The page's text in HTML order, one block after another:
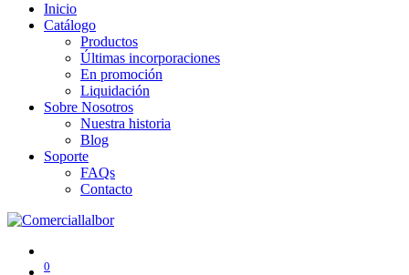
Inicio
Catálogo
Productos
Últimas incorporaciones
En promoción
Liquidación
Sobre Nosotros
Nuestra historia
Blog
Soporte
FAQs
Contacto
0